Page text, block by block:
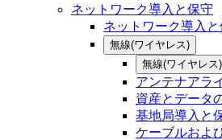
ネットワーク導入と保守
ネットワーク導入と
無線(ワイヤレス)
無線(ワイヤレス)
アンテナアラ
資産とデータ
基地局導入と
ケーブルおよ